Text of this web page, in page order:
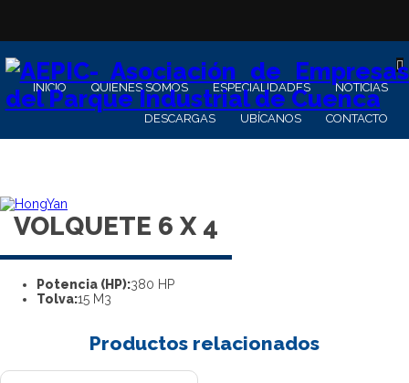
INICIO QUIENES SOMOS ESPECIALIDADES NOTICIAS
DESCARGAS UBÍCANOS CONTACTO
VOLQUETE 6 X 4
Potencia (HP):380 HP
Tolva:15 M3
Productos relacionados